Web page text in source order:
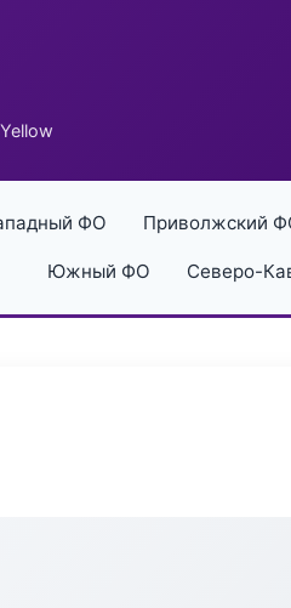
ФО Приволжский
Южный ФО Северо-